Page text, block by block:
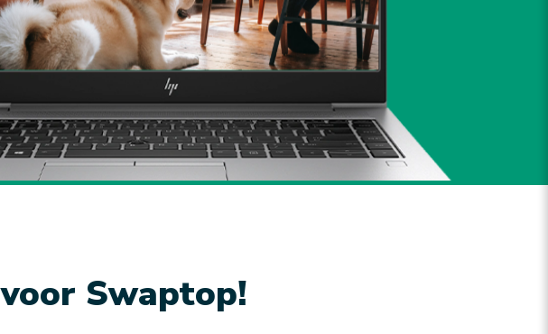
Swaptop!